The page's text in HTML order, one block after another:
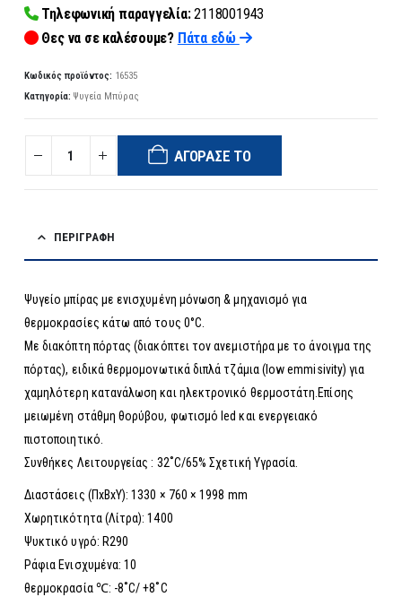
Τηλεφωνική παραγγελία:2118001943
Θες να σε καλέσουμε? Πάτα εδώ
Κωδικός προϊόντος: 16535
Κατηγορία: Ψυγεία Μπύρας
ΑΓΌΡΑΣΈ ΤΟ
ΠΕΡΙΓΡΑΦΉ
Ψυγείο μπίρας με ενισχυμένη μόνωση & μηχανισμό για
θερμοκρασίες κάτω από τους 0°C.
Με διακόπτη πόρτας (διακόπτει τον ανεμιστήρα με το άνοιγμα της
πόρτας), ειδικά θερμομονωτικά διπλά τζάμια (low emmisivity) για
χαμηλότερη κατανάλωση και ηλεκτρονικό θερμοστάτη.Επίσης
μειωμένη στάθμη θορύβου, φωτισμό led και ενεργειακό
πιστοποιητικό.
Συνθήκες Λειτουργείας : 32˚C/65% Σχετική Υγρασία.
Διαστάσεις (ΠxΒxΥ): 1330 × 760 × 1998 mm
Χωρητικότητα (Λίτρα): 1400
Ψυκτικό υγρό: R290
Ράφια Ενισχυμένα: 10
θερμοκρασία ℃: -8˚C/ +8˚C